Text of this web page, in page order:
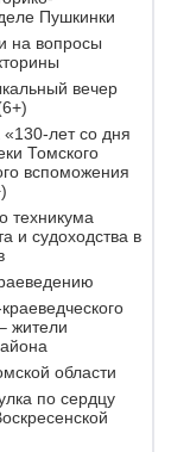
Пушкинки
на вопросы
вечер
лет со дня
Томского
вспоможения
техникума
и судоходства в
жители
области
по сердцу